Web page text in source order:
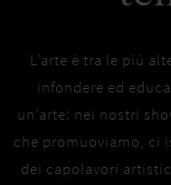
L’arte è tra le più
infondere ed
un’arte: nei nostri
che promuoviamo, ci
dei capolavori